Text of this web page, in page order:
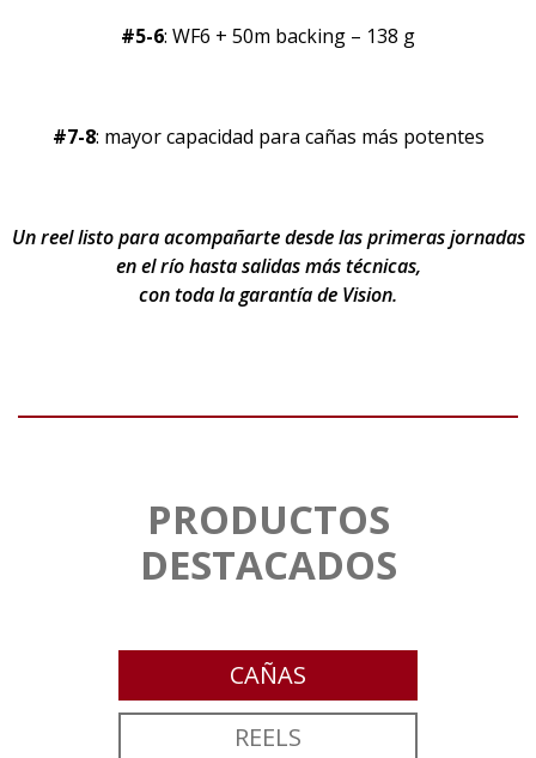
#5-6: WF6 + 50m backing – 138 g
#7-8: mayor capacidad para cañas más potentes
Un reel listo para acompañarte desde las primeras jornadas
en el río hasta salidas más técnicas,
con toda la garantía de Vision.
PRODUCTOS
DESTACADOS
CAÑAS
REELS